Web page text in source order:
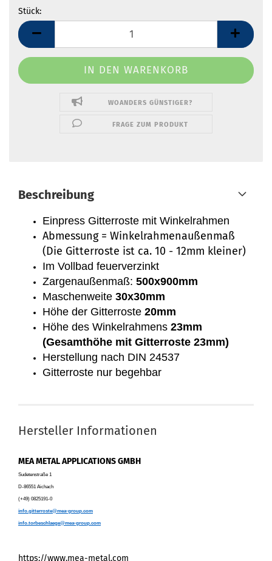
Stück:
Stück
WOANDERS GÜNSTIGER?
FRAGE ZUM PRODUKT
Beschreibung
Einpress Gitterroste mit Winkelrahmen
Abmessung = Winkelrahmenaußenmaß
(Die Gitterroste ist ca. 10 - 12mm kleiner)
Im Vollbad feuerverzinkt
Zargenaußenmaß: 500x900mm
Maschenweite 30x30mm
Höhe der Gitterroste 20mm
Höhe des Winkelrahmens 23mm
(Gesamthöhe mit Gitterroste 23mm)
Herstellung nach DIN 24537
Gitterroste nur begehbar
Hersteller Informationen
MEA METAL APPLICATIONS GMBH
Sudetenstraße 1
D-86551 Aichach
(+49) 0825191-0
info.gitterroste@mea-group.com
info.torbeschlaege@mea-group.com
https://www.mea-metal.com